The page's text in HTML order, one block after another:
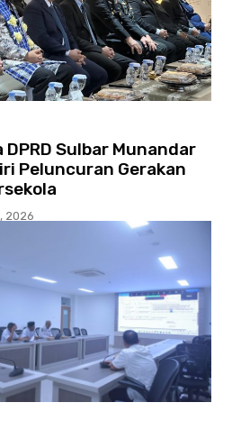
DPRD Sulbar Munandar
Peluncuran Gerakan
2026